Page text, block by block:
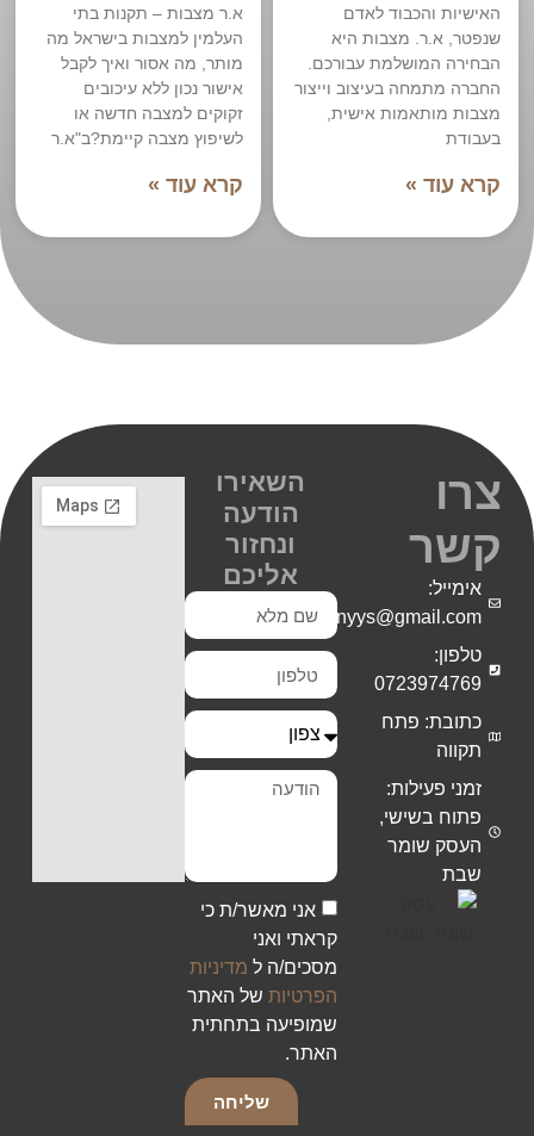
האישיות והכבוד לאדם
שנפטר, א.ר. מצבות היא
הבחירה המושלמת עבורכם.
החברה מתמחה בעיצוב וייצור
מצבות מותאמות אישית,
בעבודת
קרא עוד »
א.ר מצבות – תקנות בתי
העלמין למצבות בישראל מה
מותר, מה אסור ואיך לקבל
אישור נכון ללא עיכובים
זקוקים למצבה חדשה או
לשיפוץ מצבה קיימת?ב"א.ר
קרא עוד »
צרו
קשר
אימייל:
Shiranyys@gmail.com
טלפון:
0723974769
כתובת: פתח
תקווה
זמני פעילות:
פתוח בשישי,
העסק שומר
שבת
השאירו
הודעה
ונחזור
אליכם
אני מאשר/ת כי
קראתי ואני
מסכים/ה ל מדיניות
הפרטיות של האתר
שמופיעה בתחתית
האתר.
שליחה